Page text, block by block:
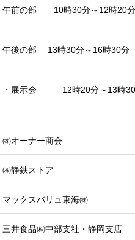
午前の部 10時30分～12時20分
午後の部 13時30分～16時30分
・展示会 12時20分～13時
㈱オーナー商会
㈱静鉄ストア
マックスバリュ東海㈱
三井食品㈱中部支社・静岡支店